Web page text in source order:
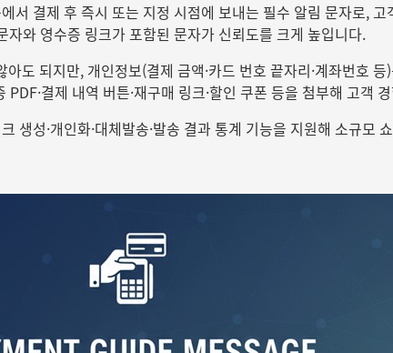
서 결제 후 즉시 또는 지정 시점에 보내는 필수 알림 문자로,
와 영수증 링크가 포함된 문자가 신뢰도를 크게 높입니다.
도 되지만, 개인정보(결제 금액·카드 번호 끝자리·계좌번호
결제 내역 버튼·재구매 링크·할인 쿠폰 등을 첨부해 고객
생성·개인화·대체발송·발송 결과 통계 기능을 지원해 소규모